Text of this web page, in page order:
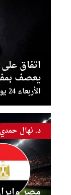
اتفاق
يعصف
الأربعاء 24 يونيو 2026 - 16:38:53
د. نهال حمدي